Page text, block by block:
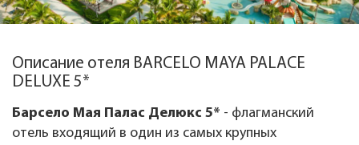
Описание отеля BARCELO MAYA PALACE
DELUXE 5*
Барсело Мая Палас Делюкс 5* - флагманский
отель входящий в один из самых крупных